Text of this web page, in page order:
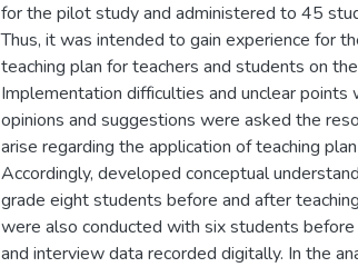
for the pilot study and administered to 45
Thus, it was intended to gain experience for
teaching plan for teachers and students on
Implementation difficulties and unclear
opinions and suggestions were asked the
arise regarding the application of teaching
Accordingly, developed conceptual
grade eight students before and after
were also conducted with six students
and interview data recorded digitally. In the